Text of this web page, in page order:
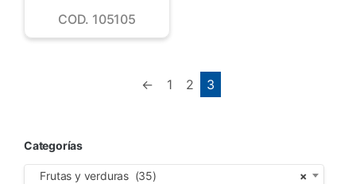
Categorías
×
Frutas y verduras (35)
COD. 105105
← 1 2 3